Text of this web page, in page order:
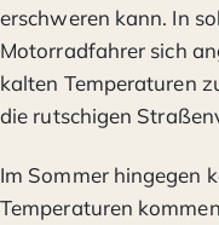
erschweren kann. In
Motorradfahrer sich
kalten Temperaturen
die rutschigen
Im Sommer hingegen
Temperaturen